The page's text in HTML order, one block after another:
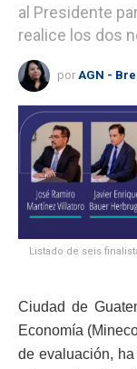
al Presidente
realice los dos
por AGN -
Listado de seis
Ciudad de
Economía
de evaluación,